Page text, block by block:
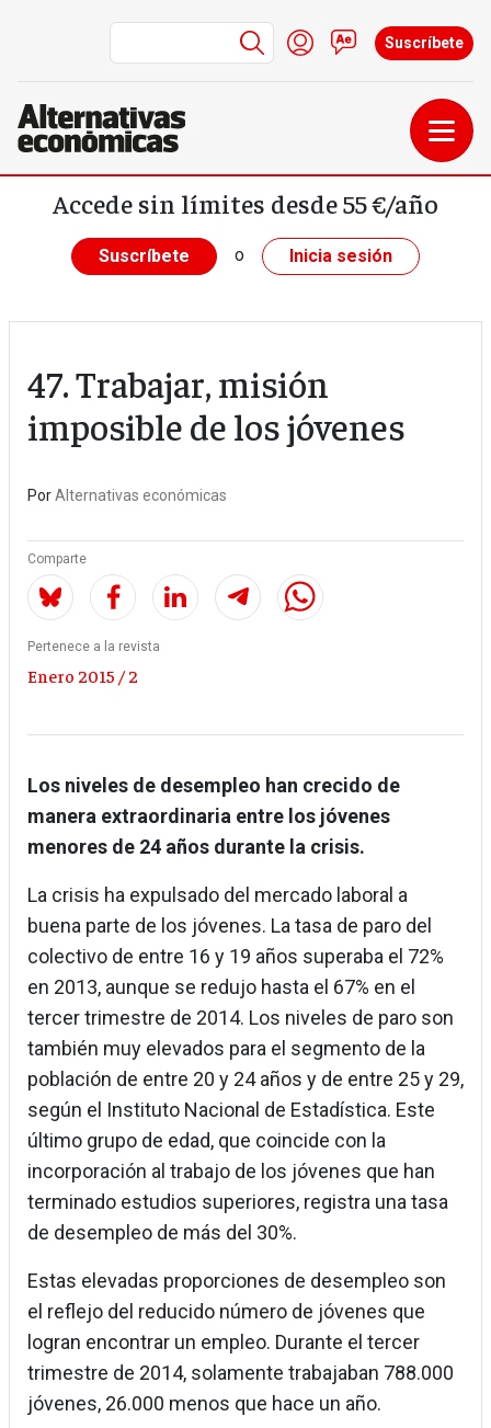
Pasar al contenido principal
Menú de cuenta de
Iniciar sesión
Contacto
Suscríbete
Accede sin límites desde 55 €/año
Suscríbete o Inicia sesión
47. Trabajar, misión
imposible de los jóvenes
PorAlternativas económicas
Comparte
Pertenece a la revista
Enero 2015 / 2
Los niveles de desempleo han crecido de
manera extraordinaria entre los jóvenes
menores de 24 años durante la crisis.
La crisis ha expulsado del mercado laboral a
buena parte de los jóvenes. La tasa de paro del
colectivo de entre 16 y 19 años superaba el 72%
en 2013, aunque se redujo hasta el 67% en el
tercer trimestre de 2014. Los niveles de paro son
también muy elevados para el segmento de la
población de entre 20 y 24 años y de entre 25 y 29,
según el Instituto Nacional de Estadística. Este
último grupo de edad, que coincide con la
incorporación al trabajo de los jóvenes que han
terminado estudios superiores, registra una tasa
de desempleo de más del 30%.
Estas elevadas proporciones de desempleo son
el reflejo del reducido número de jóvenes que
logran encontrar un empleo. Durante el tercer
trimestre de 2014, solamente trabajaban 788.000
jóvenes, 26.000 menos que hace un año.